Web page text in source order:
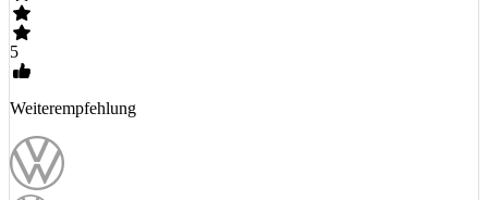
5
Weiterempfehlung